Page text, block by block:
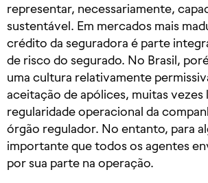
representar, necessariamente,
sustentável. Em mercados mais
crédito da seguradora é parte
de risco do segurado. No Brasil,
uma cultura relativamente
aceitação de apólices, muitas vezes
regularidade operacional da
órgão regulador. No entanto, para
importante que todos os agentes
por sua parte na operação.